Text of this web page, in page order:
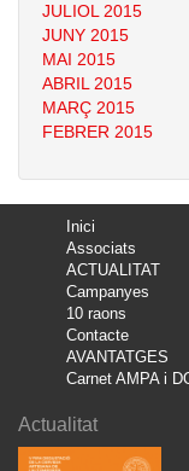
JULIOL 2015
JUNY 2015
MAI 2015
ABRIL 2015
MARÇ 2015
FEBRER 2015
Inici
Associats
ACTUALITAT
Campanyes
10 raons
Contacte
AVANTATGES
Carnet AMPA i
Actualitat